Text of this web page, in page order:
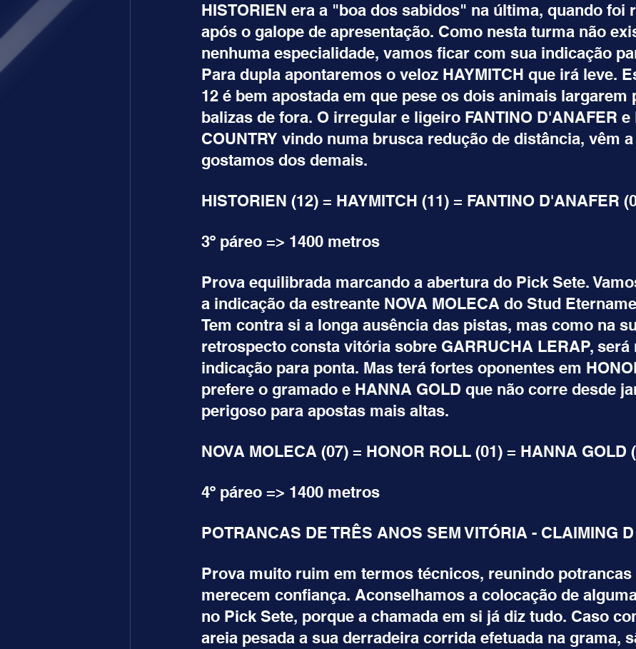
HISTORIEN era a "boa dos sabidos" na última, quando foi
após o galope de apresentação. Como nesta turma não
nenhuma especialidade, vamos ficar com sua indicação
Para dupla apontaremos o veloz HAYMITCH que irá leve.
12 é bem apostada em que pese os dois animais largarem
balizas de fora. O irregular e ligeiro FANTINO D'ANAFER e
COUNTRY vindo numa brusca redução de distância, vêm
gostamos dos demais.
HISTORIEN (12) = HAYMITCH (11) = FANTINO D'ANAFER
3º páreo => 1400 metros
Prova equilibrada marcando a abertura do Pick Sete.
a indicação da estreante NOVA MOLECA do Stud
Tem contra si a longa ausência das pistas, mas como na
retrospecto consta vitória sobre GARRUCHA LERAP, será
indicação para ponta. Mas terá fortes oponentes em
prefere o gramado e HANNA GOLD que não corre desde
perigoso para apostas mais altas.
NOVA MOLECA (07) = HONOR ROLL (01) = HANNA GOLD
4º páreo => 1400 metros
POTRANCAS DE TRÊS ANOS SEM VITÓRIA - CLAIMING D
Prova muito ruim em termos técnicos, reunindo potrancas
merecem confiança. Aconselhamos a colocação de
no Pick Sete, porque a chamada em si já diz tudo. Caso
areia pesada a sua derradeira corrida efetuada na grama,